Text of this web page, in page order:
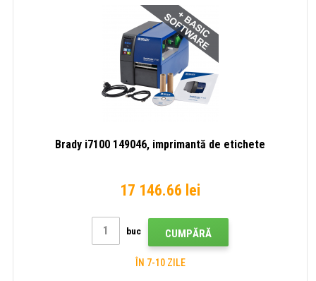
Brady i7100 149046, imprimantă de etichete
17 146.66 lei
buc CUMPĂRĂ
ÎN 7-10 ZILE